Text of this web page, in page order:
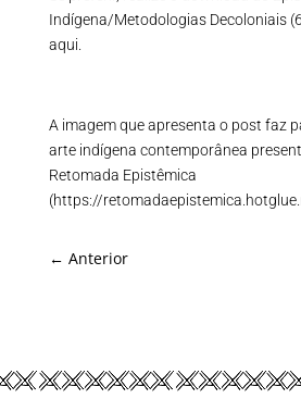
Indígena/Metodologias Decoloniais
aqui.
A imagem que apresenta o post faz
arte indígena contemporânea
Retomada Epistêmica
(https://
← Anterior